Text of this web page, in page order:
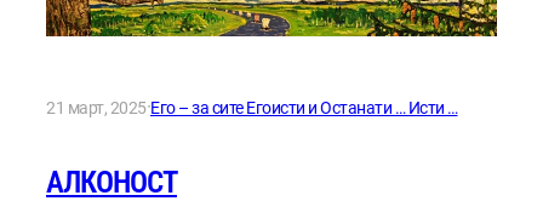
21 март, 2025·Его – за сите Егоисти и Останати … Исти …
АЛКОНОСТ